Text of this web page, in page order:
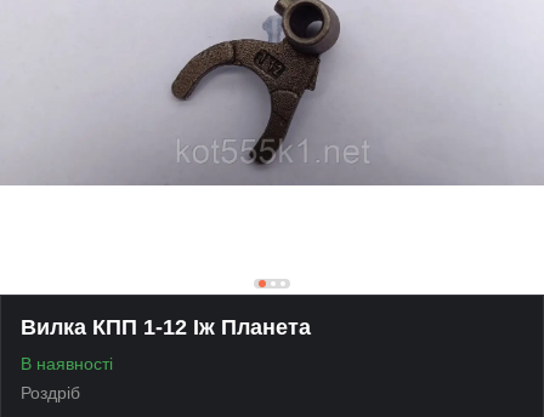
Вилка КПП 1-12 Іж Планета
В наявності
Роздріб